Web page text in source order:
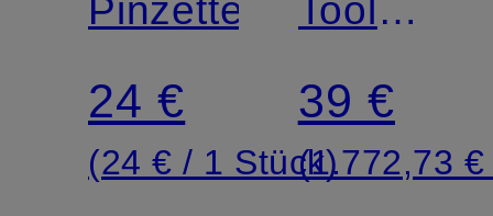
TOOL
Pinzette
24 €
(24 € / 1 Stück)
Tool
zur
Reinigung
39 €
(1.772,73